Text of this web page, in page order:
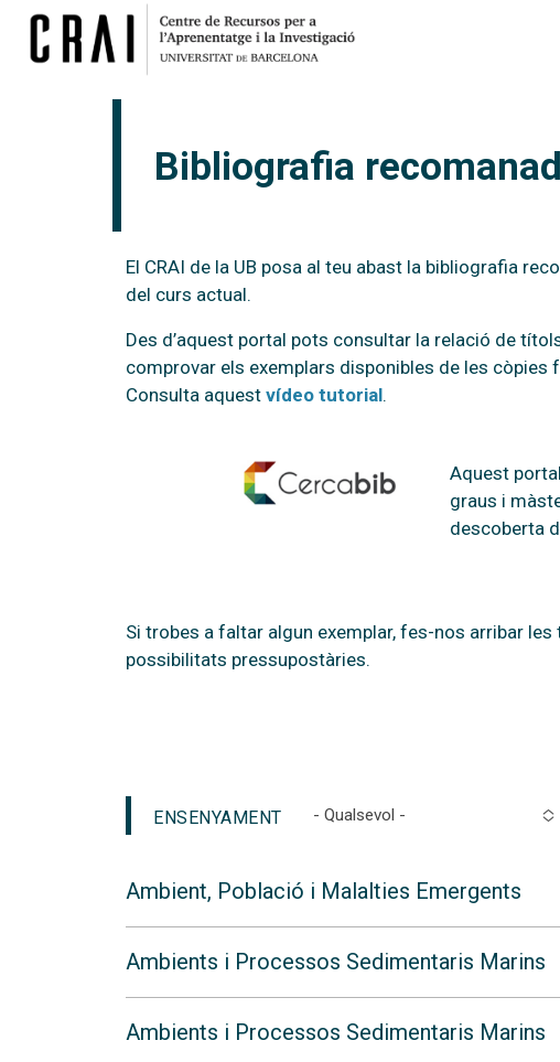
Bibliografia
El CRAI de la UB posa al teu abast la bibliografia
del curs actual.
Des d’aquest portal pots consultar la relació de
comprovar els exemplars disponibles de les còpies
Consulta aquest vídeo tutorial.
Aquest
graus i
descoberta
Si trobes a faltar algun exemplar, fes-nos arribar les
possibilitats pressupostàries.
ENSENYAMENT - Qualsevol -
Ambient, Població i Malalties Emergents
Ambients i Processos Sedimentaris Marins
Ambients i Processos Sedimentaris Marins